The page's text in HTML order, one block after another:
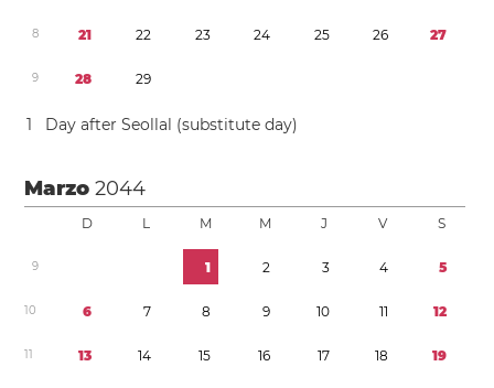
8 21 22 23 24 25 26 27
9 28 29
1 Day after Seollal (substitute day)
Marzo2044
D L M M J V S
9 1 2 3 4 5
10 6 7 8 9 10 11 12
11 13 14 15 16 17 18 19